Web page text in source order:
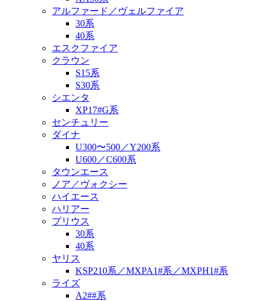
アルファード／ヴェルファイア
30系
40系
エスクファイア
クラウン
S15系
S30系
シエンタ
XP17#G系
センチュリー
ダイナ
U300〜500／Y200系
U600／C600系
タウンエース
ノア／ヴォクシー
ハイエース
ハリアー
プリウス
30系
40系
ヤリス
KSP210系／MXPA1#系／MXPH1#系
ライズ
A2##系